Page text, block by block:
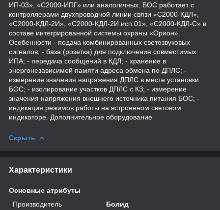
ИП-03», «С2000-ИПГ» или аналогичных. БОС работает с
контроллерами двухпроводной линии связи «С2000-КДЛ»,
«С2000-КДЛ-2И», «С2000-КДЛ-2И исп.01», «С2000-КДЛ-С» в
составе интегрированной системы охраны «Орион».
Особенности - подача комбинированных светозвуковых
сигналов; - база (розетка) для подключения совместимых
ИПА; - передача сообщений в КДЛ; - хранение в
энергонезависимой памяти адреса обмена по ДПЛС; -
измерение значения напряжения ДПЛС в месте установки
БОС; - изолирование участков ДПЛС с КЗ; - измерение
значения напряжения внешнего источника питания БОС; -
индикация режимов работы на встроенном световом
индикаторе. Дополнительное оборудование
Скрыть
Характеристики
Основные атрибуты
Производитель
Болид